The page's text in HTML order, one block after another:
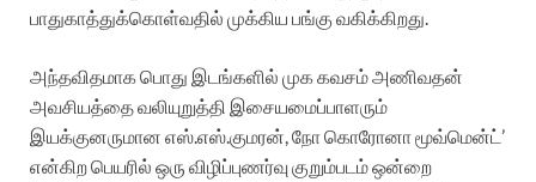
பாதுகாத்துக்கொள்வதில் முக்கிய பங்கு வகிக்கிறது.
அந்தவிதமாக பொது இடங்களில் முக கவசம் அணிவதன்
அவசியத்தை வலியுறுத்தி இசையமைப்பாளரும்
இயக்குனருமான எஸ்.எஸ்.குமரன், நோ கொரோனா மூவ்மென்ட்’
என்கிற பெயரில் ஒரு விழிப்புணர்வு குறும்படம் ஒன்றை